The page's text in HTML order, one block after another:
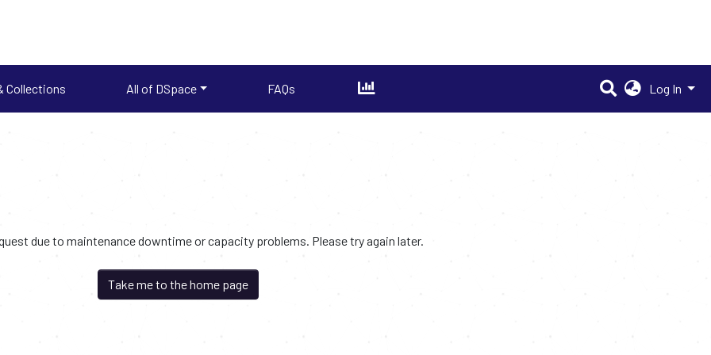
Collections All of DSpace FAQs Log In
due to maintenance downtime or capacity problems. Please try again later.
Take me to the home page